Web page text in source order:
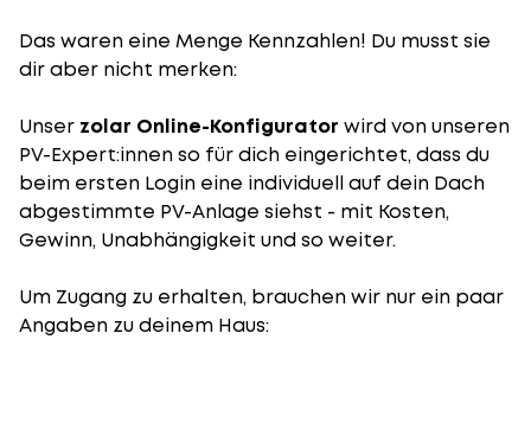
Das waren eine Menge Kennzahlen! Du musst sie
dir aber nicht merken:
Unser zolar Online-Konfigurator wird von unseren
PV-Expert:innen so für dich eingerichtet, dass du
beim ersten Login eine individuell auf dein Dach
abgestimmte PV-Anlage siehst - mit Kosten,
Gewinn, Unabhängigkeit und so weiter.
Um Zugang zu erhalten, brauchen wir nur ein paar
Angaben zu deinem Haus: